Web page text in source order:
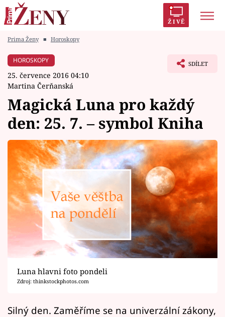
ŽIVĚ
Módní alarm
Témata
Celebrity
Vztahy
Seriály
Horoskopy
Sledujte prima+
Filmový festival Karlovy Vary
Prima Ženy ■ Horoskopy
HOROSKOPY
25. července 2016 04:10
Martina Čerňanská
SDÍLET
Magická Luna pro každý
den: 25. 7. – symbol Kniha
Luna hlavni foto pondeli
Zdroj: thinkstockphotos.com
Silný den. Zaměříme se na univerzální zákony,